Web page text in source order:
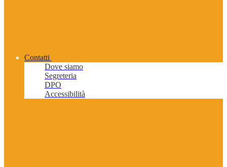
Contatti
Dove siamo
Segreteria
DPO
Accessibilità